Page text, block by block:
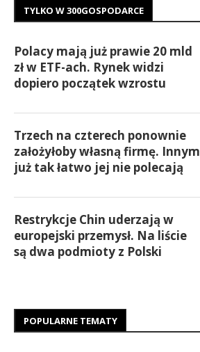
TYLKO W 300GOSPODARCE
Polacy mają już prawie 20 mld
zł w ETF-ach. Rynek widzi
dopiero początek wzrostu
Trzech na czterech ponownie
założyłoby własną firmę. Innym
już tak łatwo jej nie polecają
Restrykcje Chin uderzają w
europejski przemysł. Na liście
są dwa podmioty z Polski
POPULARNE TEMATY